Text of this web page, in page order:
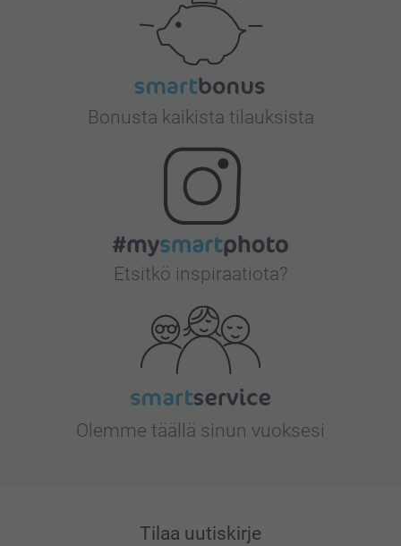
Bonusta kaikista tilauksista
Etsitkö inspiraatiota?
Olemme täällä sinun vuoksesi
Tilaa uutiskirje